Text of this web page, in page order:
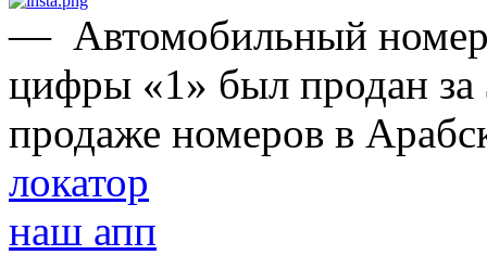
— Автомобильный
цифры «1» был продан за
продаже номеров в
локатор
наш апп